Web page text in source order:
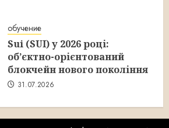
обучение
Sui (SUI) у 2026 році:
об’єктно-орієнтований
блокчейн нового покоління
31.07.2026